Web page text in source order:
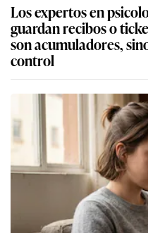
Los expertos en
guardan recibos o
son acumuladores,
control